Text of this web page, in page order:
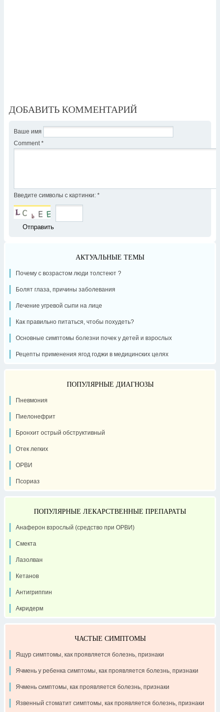
ДОБАВИТЬ КОММЕНТАРИЙ
Ваше имя
Comment *
Введите символы с картинки: *
АКТУАЛЬНЫЕ ТЕМЫ
Почему с возрастом люди толстеют ?
Болят глаза, причины заболевания
Лечение угревой сыпи на лице
Как правильно питаться, чтобы похудеть?
Основные симптомы болезни почек у детей и взрослых
Рецепты применения ягод годжи в медицинских целях
ПОПУЛЯРНЫЕ ДИАГНОЗЫ
Пневмония
Пиелонефрит
Бронхит острый обструктивный
Отек легких
ОРВИ
Псориаз
ПОПУЛЯРНЫЕ ЛЕКАРСТВЕННЫЕ ПРЕПАРАТЫ
Анаферон взрослый (средство при ОРВИ)
Смекта
Лазолван
Кетанов
Антигриппин
Акридерм
ЧАСТЫЕ СИМПТОМЫ
Ящур симптомы, как проявляется болезнь, признаки
Ячмень у ребенка симптомы, как проявляется болезнь, признаки
Ячмень симптомы, как проявляется болезнь, признаки
Язвенный стоматит симптомы, как проявляется болезнь, признаки